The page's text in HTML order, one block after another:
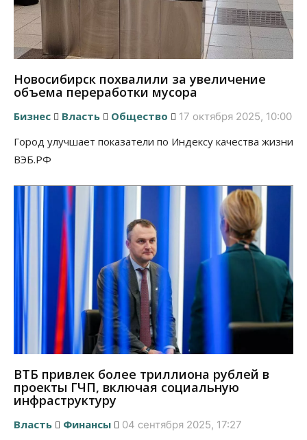
Новосибирск похвалили за увеличение
объема переработки мусора
Бизнес Власть Общество 17 октября 2025, 10:00
Город улучшает показатели по Индексу качества жизни
ВЭБ.РФ
ВТБ привлек более триллиона рублей в
проекты ГЧП, включая социальную
инфраструктуру
Власть Финансы 04 сентября 2025, 17:27